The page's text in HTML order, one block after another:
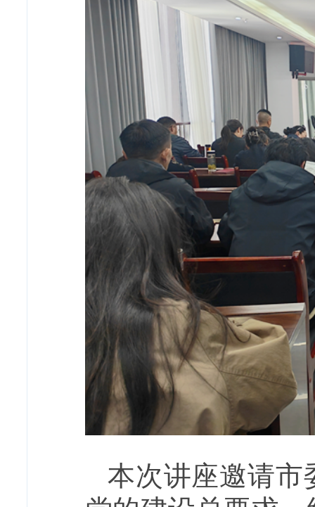
本次讲座邀请市